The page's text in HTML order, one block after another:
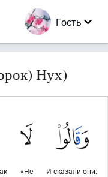
Гость
Нух)
И сказали они:
«Не